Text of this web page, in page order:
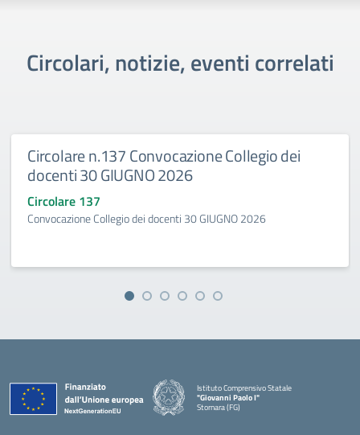
Circolari, notizie, eventi correlati
Circolare n.137 Convocazione Collegio dei
docenti 30 GIUGNO 2026
Circolare 137
Convocazione Collegio dei docenti 30 GIUGNO 2026
Istituto Comprensivo Statale
"Giovanni Paolo I"
Stornara (FG)